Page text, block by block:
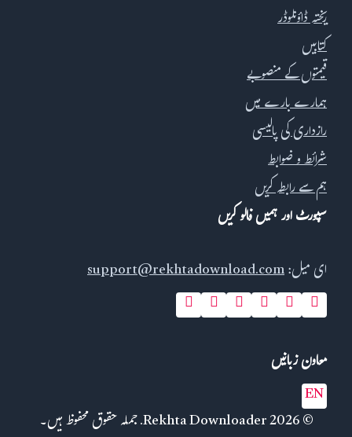
ریختہ ڈاؤنلوڈر
کتابیں
قیمتوں کے منصوبے
ہمارے بارے میں
رازداری کی پالیسی
شرائط و ضوابط
ہم سے رابطہ کریں
سپورٹ اور ہمیں فالو کریں
ای میل:support@rekhtadownload.com
معاون زبانیں
EN
© 2026 Rekhta Downloader. جملہ حقوق محفوظ ہیں۔